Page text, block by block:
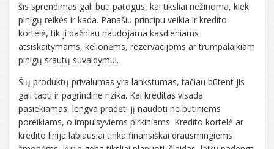
šis sprendimas gali būti patogus, kai tiksliai nežinoma, kiek
pinigų reikės ir kada. Panašiu principu veikia ir kredito
kortelė, tik ji dažniau naudojama kasdieniams
atsiskaitymams, kelionėms, rezervacijoms ar trumpalaikiam
pinigų srautų suvaldymui.
Šių produktų privalumas yra lankstumas, tačiau būtent jis
gali tapti ir pagrindine rizika. Kai kreditas visada
pasiekiamas, lengva pradėti jį naudoti ne būtiniems
poreikiams, o impulsyviems pirkiniams. Kredito kortelė ar
kredito linija labiausiai tinka finansiškai drausmingiems